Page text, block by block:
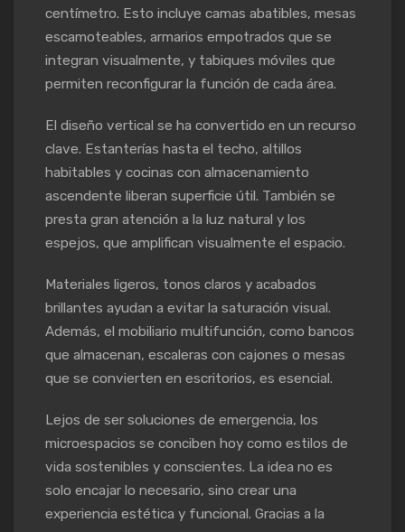
centímetro. Esto incluye camas abatibles, mesas
escamoteables, armarios empotrados que se
integran visualmente, y tabiques móviles que
permiten reconfigurar la función de cada área.
El diseño vertical se ha convertido en un recurso
clave. Estanterías hasta el techo, altillos
habitables y cocinas con almacenamiento
ascendente liberan superficie útil. También se
presta gran atención a la luz natural y los
espejos, que amplifican visualmente el espacio.
Materiales ligeros, tonos claros y acabados
brillantes ayudan a evitar la saturación visual.
Además, el mobiliario multifunción, como bancos
que almacenan, escaleras con cajones o mesas
que se convierten en escritorios, es esencial.
Lejos de ser soluciones de emergencia, los
microespacios se conciben hoy como estilos de
vida sostenibles y conscientes. La idea no es
solo encajar lo necesario, sino crear una
experiencia estética y funcional. Gracias a la